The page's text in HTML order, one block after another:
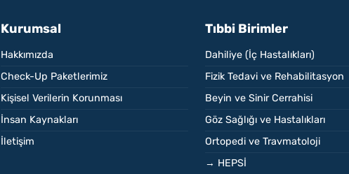
Kurumsal
Hakkımızda
Check-Up Paketlerimiz
Kişisel Verilerin Korunması
İnsan Kaynakları
İletişim
Tıbbi Birimler
Dahiliye (İç Hastalıkları)
Fizik Tedavi ve Rehabilitasyon
Beyin ve Sinir Cerrahisi
Göz Sağlığı ve Hastalıkları
Ortopedi ve Travmatoloji
→ HEPSİ